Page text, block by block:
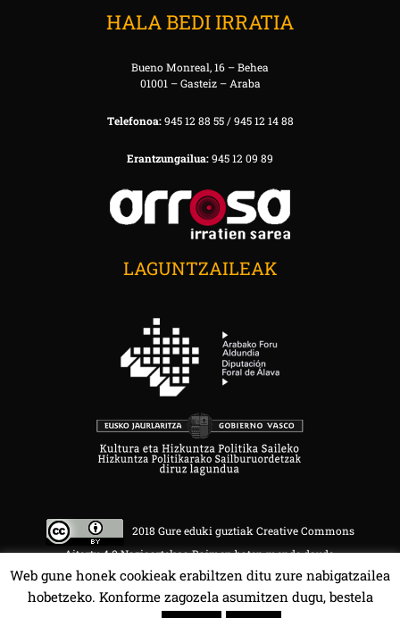
HALA BEDI IRRATIA
Bueno Monreal, 16 – Behea
01001 – Gasteiz – Araba
Telefonoa:945 12 88 55 / 945 12 14 88
Erantzungailua:945 12 09 89
LAGUNTZAILEAK
2018 Gure eduki guztiak Creative Commons
Aitortu 4.0 Nazioartekoa Baimen baten mende daude.
Web gune honek cookieak erabiltzen ditu zure nabigatzailea
hobetzeko. Konforme zagozela asumitzen dugu, bestela